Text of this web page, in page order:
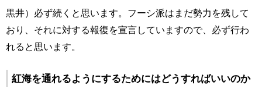
黒井）必ず続くと思います。フーシ派はまだ勢力を残して
おり、それに対する報復を宣言していますので、必ず行わ
れると思います。
紅海を通れるようにするためにはどうすればいいのか